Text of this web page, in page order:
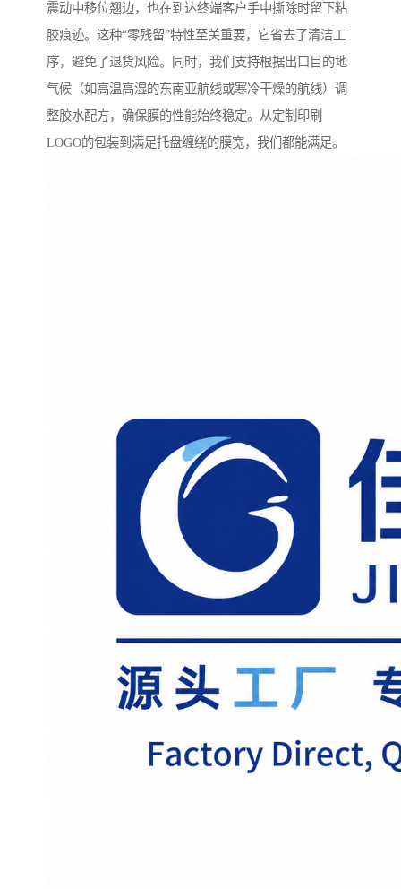
震动中移位翘边，也在到达终端客户手中撕除时留下粘
胶痕迹。这种“零残留”特性至关重要，它省去了清洁工
序，避免了退货风险。同时，我们支持根据出口目的地
气候（如高温高湿的东南亚航线或寒冷干燥的航线）调
整胶水配方，确保膜的性能始终稳定。从定制印刷
LOGO的包装到满足托盘缠绕的膜宽，我们都能满足。